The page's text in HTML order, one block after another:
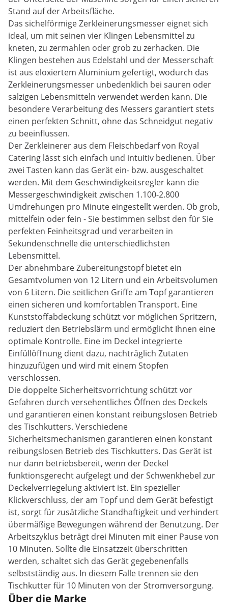
Stand auf der Arbeitsfläche.
Das sichelförmige Zerkleinerungsmesser eignet sich
ideal, um mit seinen vier Klingen Lebensmittel zu
kneten, zu zermahlen oder grob zu zerhacken. Die
Klingen bestehen aus Edelstahl und der Messerschaft
ist aus eloxiertem Aluminium gefertigt, wodurch das
Zerkleinerungsmesser unbedenklich bei sauren oder
salzigen Lebensmitteln verwendet werden kann. Die
besondere Verarbeitung des Messers garantiert stets
einen perfekten Schnitt, ohne das Schneidgut negativ
zu beeinflussen.
Der Zerkleinerer aus dem Fleischbedarf von Royal
Catering lässt sich einfach und intuitiv bedienen. Über
zwei Tasten kann das Gerät ein- bzw. ausgeschaltet
werden. Mit dem Geschwindigkeitsregler kann die
Messergeschwindigkeit zwischen 1.100-2.800
Umdrehungen pro Minute eingestellt werden. Ob grob,
mittelfein oder fein - Sie bestimmen selbst den für Sie
perfekten Feinheitsgrad und verarbeiten in
Sekundenschnelle die unterschiedlichsten
Lebensmittel.
Der abnehmbare Zubereitungstopf bietet ein
Gesamtvolumen von 12 Litern und ein Arbeitsvolumen
von 6 Litern. Die seitlichen Griffe am Topf garantieren
einen sicheren und komfortablen Transport. Eine
Kunststoffabdeckung schützt vor möglichen Spritzern,
reduziert den Betriebslärm und ermöglicht Ihnen eine
optimale Kontrolle. Eine im Deckel integrierte
Einfüllöffnung dient dazu, nachträglich Zutaten
hinzuzufügen und wird mit einem Stopfen
verschlossen.
Die doppelte Sicherheitsvorrichtung schützt vor
Gefahren durch versehentliches Öffnen des Deckels
und garantieren einen konstant reibungslosen Betrieb
des Tischkutters. Verschiedene
Sicherheitsmechanismen garantieren einen konstant
reibungslosen Betrieb des Tischkutters. Das Gerät ist
nur dann betriebsbereit, wenn der Deckel
funktionsgerecht aufgelegt und der Schwenkhebel zur
Deckelverriegelung aktiviert ist. Ein spezieller
Klickverschluss, der am Topf und dem Gerät befestigt
ist, sorgt für zusätzliche Standhaftigkeit und verhindert
übermäßige Bewegungen während der Benutzung. Der
Arbeitszyklus beträgt drei Minuten mit einer Pause von
10 Minuten. Sollte die Einsatzzeit überschritten
werden, schaltet sich das Gerät gegebenenfalls
selbstständig aus. In diesem Falle trennen sie den
Tischkutter für 10 Minuten von der Stromversorgung.
Über die Marke